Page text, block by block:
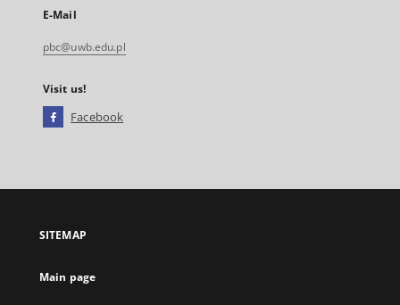
E-Mail
pbc@uwb.edu.pl
Visit us!
Facebook
open
new
SITEMAP
Main page